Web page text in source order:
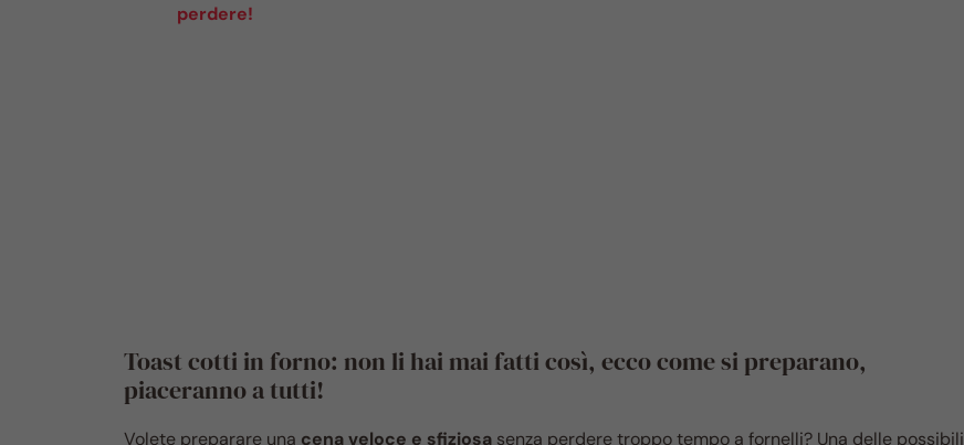
perdere!
Toast cotti in forno: non li hai mai fatti così, ecco come si preparano,
piaceranno a tutti!
Volete preparare una cena veloce e sfiziosa senza perdere troppo tempo a fornelli? Una delle possibili